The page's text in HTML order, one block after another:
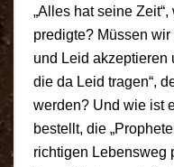
„Alles hat seine
predigte? Müssen
und Leid akzeptieren
die da Leid tragen“,
werden? Und wie ist
bestellt, die
richtigen Lebensweg